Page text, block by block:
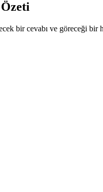
bir cevabı ve göreceği